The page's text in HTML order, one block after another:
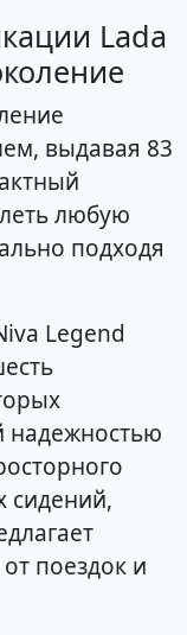
Lada
выдавая 83
любую
подходя
Legend
надежностью
сидений,
поездок и